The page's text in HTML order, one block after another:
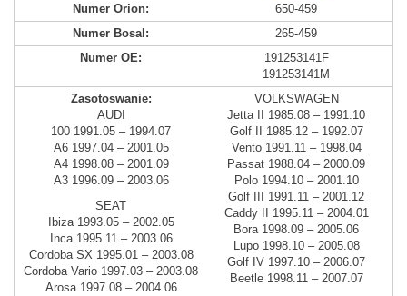
650-459
265-459
191253141F
191253141M
VOLKSWAGEN
Jetta II 1985.08 – 1991.10
Golf II 1985.12 – 1992.07
Vento 1991.11 – 1998.04
Passat 1988.04 – 2000.09
Polo 1994.10 – 2001.10
Golf III 1991.11 – 2001.12
Caddy II 1995.11 – 2004.01
Bora 1998.09 – 2005.06
Lupo 1998.10 – 2005.08
Golf IV 1997.10 – 2006.07
Beetle 1998.11 – 2007.07
AUDI
100 1991.05 – 1994.07
A6 1997.04 – 2001.05
A4 1998.08 – 2001.09
A3 1996.09 – 2003.06
SEAT
Ibiza 1993.05 – 2002.05
Inca 1995.11 – 2003.06
Cordoba SX 1995.01 – 2003.08
Cordoba Vario 1997.03 – 2003.08
Arosa 1997.08 – 2004.06